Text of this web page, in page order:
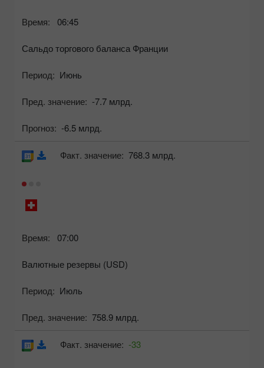
Время: 06:45
Сальдо торгового баланса Франции
Период: Июнь
Пред. значение: -7.7 млрд.
Прогноз: -6.5 млрд.
Время: 07:00
Валютные резервы (USD)
Период: Июль
Пред. значение: 758.9 млрд.
Факт. значение: 768.3 млрд.
Факт. значение: -33